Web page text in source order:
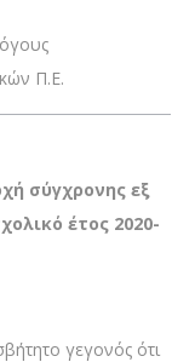
Π.Ε.
σύγχρονης εξ
έτος 2020-
γεγονός ότι